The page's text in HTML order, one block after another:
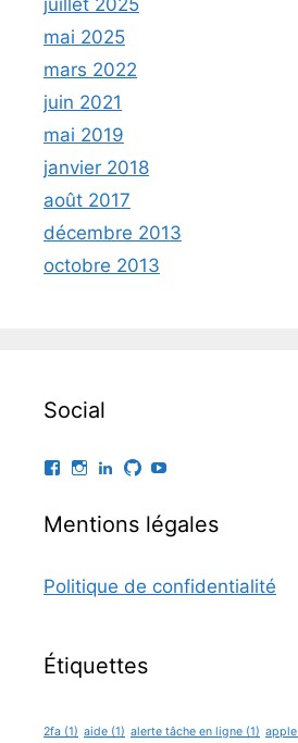
juillet 2025
mai 2025
mars 2022
juin 2021
mai 2019
janvier 2018
août 2017
décembre 2013
octobre 2013
Social
Facebook
Instagram
LinkedIn
GitHub
Mentions légales
Politique de confidentialité
Étiquettes
2fa (1) aide (1) alerte tâche en ligne (1) apple